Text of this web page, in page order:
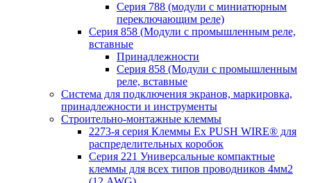
Серия 788 (модули с миниатюрным
переключающим реле)
Серия 858 (Модули с промышленным реле,
вставные
Принадлежности
Серия 858 (Модули с промышленным
реле, вставные
Система для подключения экранов, маркировка,
принадлежности и инструменты
Строительно-монтажные клеммы
2273-я серия Клеммы Ex PUSH WIRE® для
распределительных коробок
Серия 221 Универсальные компактные
клеммы для всех типов проводников 4мм2